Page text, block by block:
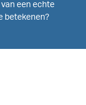
een echte
betekenen?